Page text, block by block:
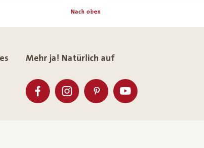
Nach oben
Mehr ja! Natürlich auf